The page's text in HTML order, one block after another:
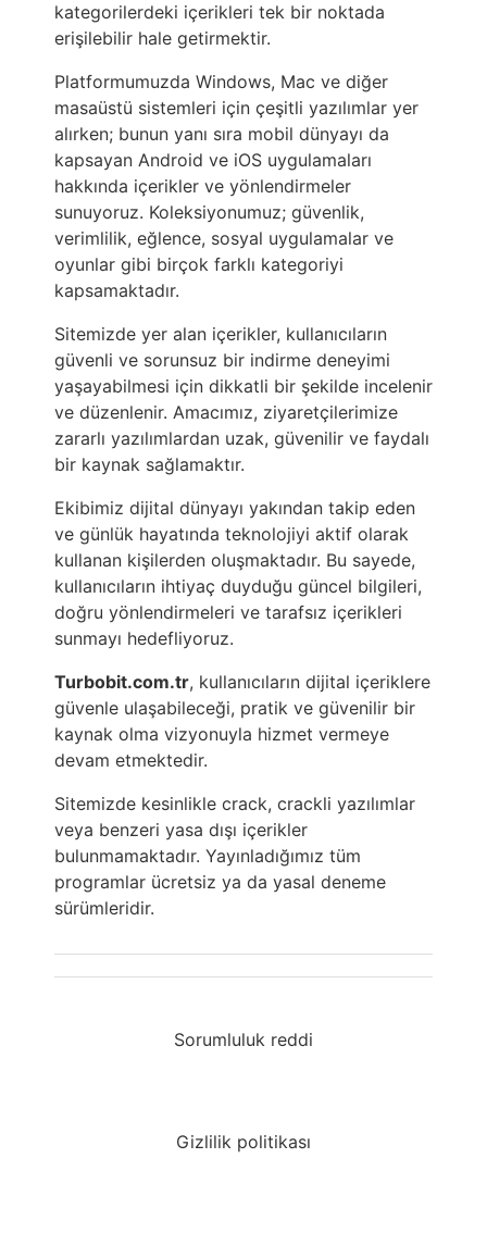
kategorilerdeki içerikleri tek bir noktada
erişilebilir hale getirmektir.
Platformumuzda Windows, Mac ve diğer
masaüstü sistemleri için çeşitli yazılımlar yer
alırken; bunun yanı sıra mobil dünyayı da
kapsayan Android ve iOS uygulamaları
hakkında içerikler ve yönlendirmeler
sunuyoruz. Koleksiyonumuz; güvenlik,
verimlilik, eğlence, sosyal uygulamalar ve
oyunlar gibi birçok farklı kategoriyi
kapsamaktadır.
Sitemizde yer alan içerikler, kullanıcıların
güvenli ve sorunsuz bir indirme deneyimi
yaşayabilmesi için dikkatli bir şekilde incelenir
ve düzenlenir. Amacımız, ziyaretçilerimize
zararlı yazılımlardan uzak, güvenilir ve faydalı
bir kaynak sağlamaktır.
Ekibimiz dijital dünyayı yakından takip eden
ve günlük hayatında teknolojiyi aktif olarak
kullanan kişilerden oluşmaktadır. Bu sayede,
kullanıcıların ihtiyaç duyduğu güncel bilgileri,
doğru yönlendirmeleri ve tarafsız içerikleri
sunmayı hedefliyoruz.
Turbobit.com.tr, kullanıcıların dijital içeriklere
güvenle ulaşabileceği, pratik ve güvenilir bir
kaynak olma vizyonuyla hizmet vermeye
devam etmektedir.
Sitemizde kesinlikle crack, crackli yazılımlar
veya benzeri yasa dışı içerikler
bulunmamaktadır. Yayınladığımız tüm
programlar ücretsiz ya da yasal deneme
sürümleridir.
Sorumluluk reddi
Gizlilik politikası